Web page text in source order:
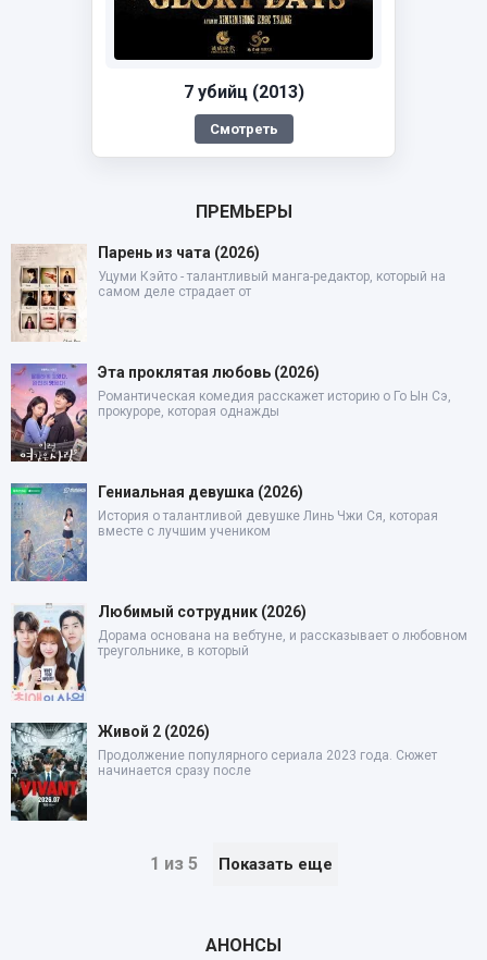
7 убийц (2013)
Смотреть
ПРЕМЬЕРЫ
Парень из чата (2026)
Уцуми Кэйто - талантливый манга-редактор, который на
самом деле страдает от
Эта проклятая любовь (2026)
Романтическая комедия расскажет историю о Го Ын Сэ,
прокуроре, которая однажды
Гениальная девушка (2026)
История о талантливой девушке Линь Чжи Ся, которая
вместе с лучшим учеником
Любимый сотрудник (2026)
Дорама основана на вебтуне, и рассказывает о любовном
треугольнике, в который
Живой 2 (2026)
Продолжение популярного сериала 2023 года. Сюжет
начинается сразу после
1 из 5 Показать еще
АНОНСЫ